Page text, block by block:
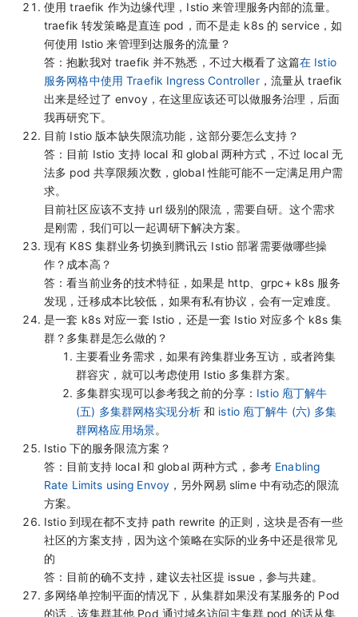
使用 traefik 作为边缘代理，Istio 来管理服务内部的流量。
traefik 转发策略是直连 pod，而不是走 k8s 的 service，如
何使用 Istio 来管理到达服务的流量？
答：抱歉我对 traefik 并不熟悉，不过大概看了这篇在 Istio
服务网格中使用 Traefik Ingress Controller，流量从 traefik
出来是经过了 envoy，在这里应该还可以做服务治理，后面
我再研究下。
目前 Istio 版本缺失限流功能，这部分要怎么支持？
答：目前 Istio 支持 local 和 global 两种方式，不过 local 无
法多 pod 共享限频次数，global 性能可能不一定满足用户需
求。
目前社区应该不支持 url 级别的限流，需要自研。这个需求
是刚需，我们可以一起调研下解决方案。
现有 K8S 集群业务切换到腾讯云 Istio 部署需要做哪些操
作？成本高？
答：看当前业务的技术特征，如果是 http、grpc+ k8s 服务
发现，迁移成本比较低，如果有私有协议，会有一定难度。
是一套 k8s 对应一套 Istio，还是一套 Istio 对应多个 k8s 集
群？多集群是怎么做的？
主要看业务需求，如果有跨集群业务互访，或者跨集
群容灾，就可以考虑使用 Istio 多集群方案。
多集群实现可以参考我之前的分享： Istio 庖丁解牛
(五) 多集群网格实现分析和 istio 庖丁解牛 (六) 多集
群网格应用场景。
Istio 下的服务限流方案？
答：目前支持 local 和 global 两种方式，参考 Enabling
Rate Limits using Envoy ，另外网易 slime 中有动态的限流
方案。
Istio 到现在都不支持 path rewrite 的正则，这块是否有一些
社区的方案支持，因为这个策略在实际的业务中还是很常见
的
答：目前的确不支持，建议去社区提 issue，参与共建。
多网络单控制平面的情况下，从集群如果没有某服务的 Pod
的话，该集群其他 Pod 通过域名访问主集群 pod 的话从集